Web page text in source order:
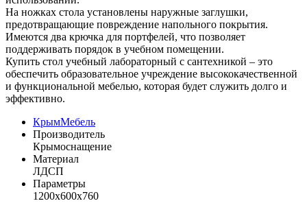
На ножках стола установлены наружные заглушки,
предотвращающие повреждение напольного покрытия.
Имеются два крючка для портфелей, что позволяет
поддерживать порядок в учебном помещении.
Купить стол учебный лабораторный с сантехникой – это
обеспечить образовательное учреждение высококачественной
и функциональной мебелью, которая будет служить долго и
эффективно.
КрымМебель
Производитель
Крымоснащение
Материал
ЛДСП
Параметры
1200х600х760